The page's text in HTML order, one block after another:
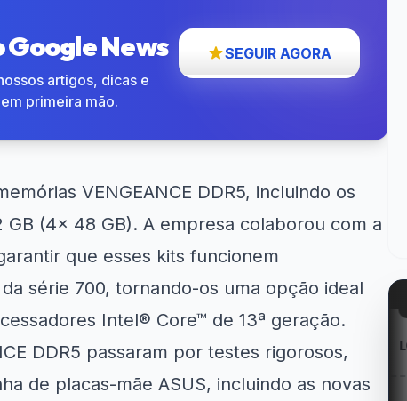
Google News
artigos, dicas e
primeira mão.
SEGUIR AGORA
VENGEANCE DDR5, incluindo os
GB (4x 48 GB). A empresa colaborou com a
que esses kits funcionem
série 700, tornando-os uma opção ideal
Intel® Core™ de 13ª geração.
DDR5 passaram por testes rigorosos,
de placas-mãe ASUS, incluindo as novas
Kabum! LG